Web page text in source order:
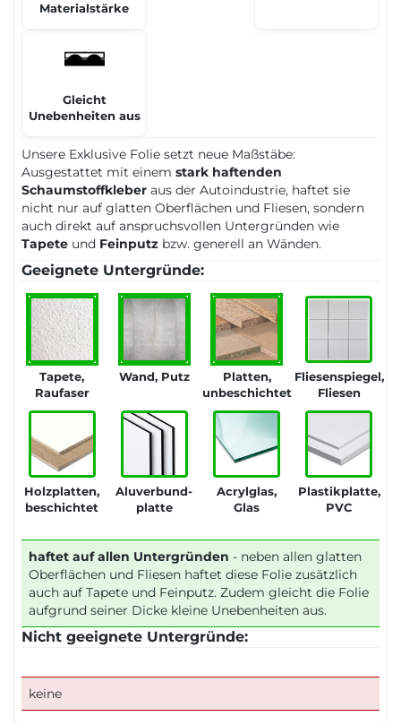
Materialstärke
Gleicht
Unebenheiten aus
Unsere Exklusive Folie setzt neue Maßstäbe:
Ausgestattet mit einem stark haftenden
Schaumstoffkleber aus der Autoindustrie, haftet sie
nicht nur auf glatten Oberflächen und Fliesen, sondern
auch direkt auf anspruchsvollen Untergründen wie
Tapete und Feinputz bzw. generell an Wänden.
Geeignete Untergründe:
Tapete,
Raufaser
Wand, Putz
Platten,
unbeschichtet
Fliesenspiegel,
Fliesen
Holzplatten,
beschichtet
Aluverbund-
platte
Acrylglas,
Glas
Plastikplatte,
PVC
haftet auf allen Untergründen - neben allen glatten
Oberflächen und Fliesen haftet diese Folie zusätzlich
auch auf Tapete und Feinputz. Zudem gleicht die Folie
aufgrund seiner Dicke kleine Unebenheiten aus.
Nicht geeignete Untergründe:
keine